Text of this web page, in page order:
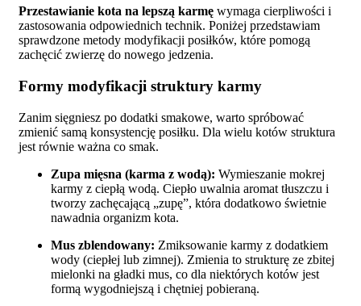
Przestawianie kota na lepszą karmę wymaga cierpliwości i
zastosowania odpowiednich technik. Poniżej przedstawiam
sprawdzone metody modyfikacji posiłków, które pomogą
zachęcić zwierzę do nowego jedzenia.
Formy modyfikacji struktury karmy
Zanim sięgniesz po dodatki smakowe, warto spróbować
zmienić samą konsystencję posiłku. Dla wielu kotów struktura
jest równie ważna co smak.
Zupa mięsna (karma z wodą): Wymieszanie mokrej
karmy z ciepłą wodą. Ciepło uwalnia aromat tłuszczu i
tworzy zachęcającą „zupę”, która dodatkowo świetnie
nawadnia organizm kota.
Mus zblendowany: Zmiksowanie karmy z dodatkiem
wody (ciepłej lub zimnej). Zmienia to strukturę ze zbitej
mielonki na gładki mus, co dla niektórych kotów jest
formą wygodniejszą i chętniej pobieraną.